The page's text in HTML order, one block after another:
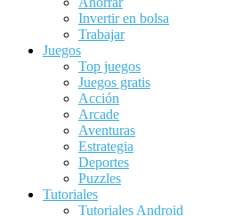
Invertir en bolsa
Trabajar
Juegos
Top juegos
Juegos gratis
Acción
Arcade
Aventuras
Estrategia
Deportes
Puzzles
Tutoriales
Tutoriales Android